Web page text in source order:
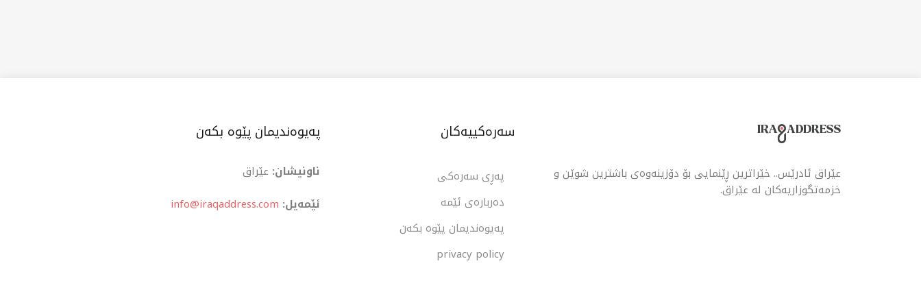
عێراق ئادرێس.. خێراترین ڕێنمایی بۆ دۆزینەوەی باشترین شوێن و
خزمەتگوزاریەکان لە عێراق.
سەرەکییەکان
پەڕی سەرەکی
دەربارەی ئێمە
پەیوەندیمان پێوە بکەن
privacy policy
پەیوەندیمان پێوە بکەن
ناونیشان: عێراق
ئێمەیل: info@iraqaddress.com